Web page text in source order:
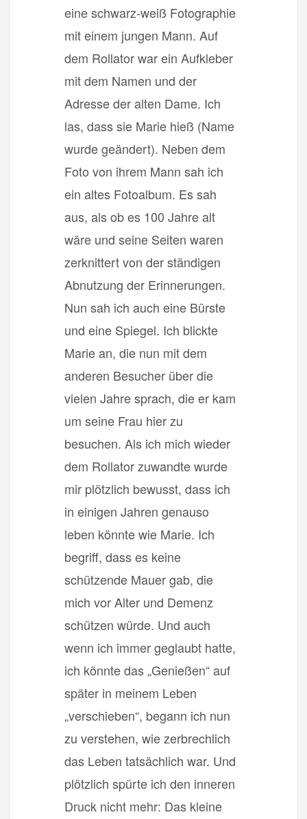
eine schwarz-weiß Fotographie
mit einem jungen Mann. Auf
dem Rollator war ein Aufkleber
mit dem Namen und der
Adresse der alten Dame. Ich
las, dass sie Marie hieß (Name
wurde geändert). Neben dem
Foto von ihrem Mann sah ich
ein altes Fotoalbum. Es sah
aus, als ob es 100 Jahre alt
wäre und seine Seiten waren
zerknittert von der ständigen
Abnutzung der Erinnerungen.
Nun sah ich auch eine Bürste
und eine Spiegel. Ich blickte
Marie an, die nun mit dem
anderen Besucher über die
vielen Jahre sprach, die er kam
um seine Frau hier zu
besuchen. Als ich mich wieder
dem Rollator zuwandte wurde
mir plötzlich bewusst, dass ich
in einigen Jahren genauso
leben könnte wie Marie. Ich
begriff, dass es keine
schützende Mauer gab, die
mich vor Alter und Demenz
schützen würde. Und auch
wenn ich immer geglaubt hatte,
ich könnte das „Genießen“ auf
später in meinem Leben
„verschieben“, begann ich nun
zu verstehen, wie zerbrechlich
das Leben tatsächlich war. Und
plötzlich spürte ich den inneren
Druck nicht mehr: Das kleine